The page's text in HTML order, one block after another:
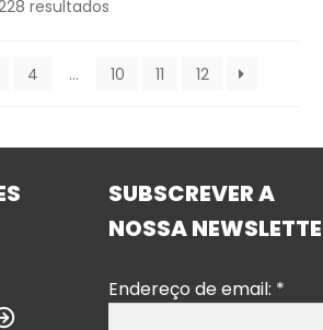
resultados
4 … 10 11 12
SUBSCREVER A
NOSSA
Endereço de email: *